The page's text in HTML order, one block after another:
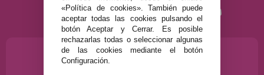
¿NECESITAS AYUDA?
«Política de cookies». También puede
aceptar todas las cookies pulsando el
botón Aceptar y Cerrar. Es posible
rechazarlas todas o seleccionar algunas
de las cookies mediante el botón
Configuración.